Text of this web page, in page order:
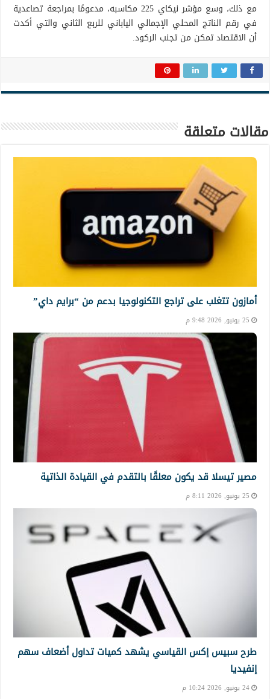
مع ذلك، وسع مؤشر نيكاي 225 مكاسبه، مدعومًا بمراجعة تصاعدية
في رقم الناتج المحلي الإجمالي الياباني للربع الثاني والتي أكدت
أن الاقتصاد تمكن من تجنب الركود.
مقالات متعلقة
أمازون تتغلب على تراجع التكنولوجيا بدعم من “برايم داي”
25 يونيو, 2026 9:48 م
مصير تيسلا قد يكون معلقًا بالتقدم في القيادة الذاتية
25 يونيو, 2026 8:11 م
طرح سبيس إكس القياسي يشهد كميات تداول أضعاف سهم
إنفيديا
24 يونيو, 2026 10:24 م